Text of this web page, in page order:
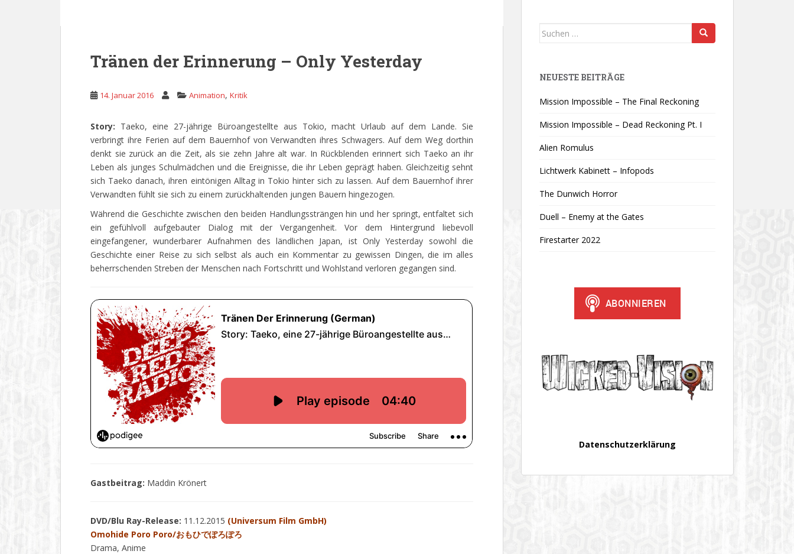
Tränen der Erinnerung – Only Yesterday
14. Januar 2016 Animation, Kritik
Story: Taeko, eine 27-jährige Büroangestellte aus Tokio, macht Urlaub auf dem Lande. Sie
verbringt ihre Ferien auf dem Bauernhof von Verwandten ihres Schwagers. Auf dem Weg dorthin
denkt sie zurück an die Zeit, als sie zehn Jahre alt war. In Rückblenden erinnert sich Taeko an ihr
Leben als junges Schulmädchen und die Ereignisse, die ihr Leben geprägt haben. Gleichzeitig sehnt
sich Taeko danach, ihren eintönigen Alltag in Tokio hinter sich zu lassen. Auf dem Bauernhof ihrer
Verwandten fühlt sie sich zu einem zurückhaltenden jungen Bauern hingezogen.
Während die Geschichte zwischen den beiden Handlungssträngen hin und her springt, entfaltet sich
ein gefühlvoll aufgebauter Dialog mit der Vergangenheit. Vor dem Hintergrund liebevoll
eingefangener, wunderbarer Aufnahmen des ländlichen Japan, ist Only Yesterday sowohl die
Geschichte einer Reise zu sich selbst als auch ein Kommentar zu gewissen Dingen, die im alles
beherrschenden Streben der Menschen nach Fortschritt und Wohlstand verloren gegangen sind.
Gastbeitrag: Maddin Krönert
DVD/Blu Ray-Release: 11.12.2015 (Universum Film GmbH)
Omohide Poro Poro/おもひでぽろぽろ
Drama, Anime
Suchen
NEUESTE BEITRÄGE
Mission Impossible – The Final Reckoning
Mission Impossible – Dead Reckoning Pt. I
Alien Romulus
Lichtwerk Kabinett – Infopods
The Dunwich Horror
Duell – Enemy at the Gates
Firestarter 2022
Datenschutzerklärung